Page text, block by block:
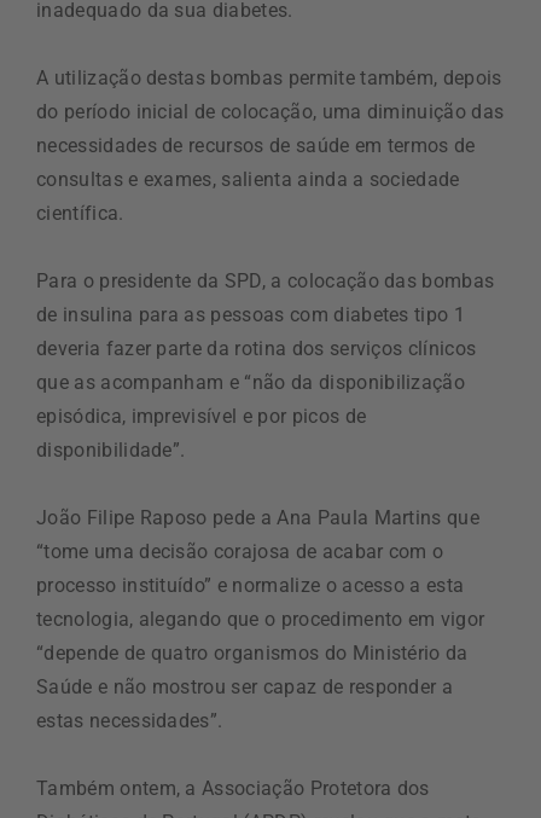
inadequado da sua diabetes.
A utilização destas bombas permite também, depois
do período inicial de colocação, uma diminuição das
necessidades de recursos de saúde em termos de
consultas e exames, salienta ainda a sociedade
científica.
Para o presidente da SPD, a colocação das bombas
de insulina para as pessoas com diabetes tipo 1
deveria fazer parte da rotina dos serviços clínicos
que as acompanham e “não da disponibilização
episódica, imprevisível e por picos de
disponibilidade”.
João Filipe Raposo pede a Ana Paula Martins que
“tome uma decisão corajosa de acabar com o
processo instituído” e normalize o acesso a esta
tecnologia, alegando que o procedimento em vigor
“depende de quatro organismos do Ministério da
Saúde e não mostrou ser capaz de responder a
estas necessidades”.
Também ontem, a Associação Protetora dos